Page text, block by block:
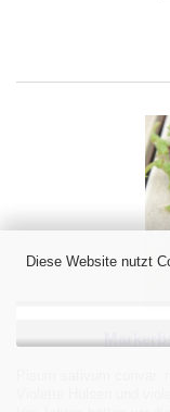
Diese Website nutzt
Pisum sativum convar.